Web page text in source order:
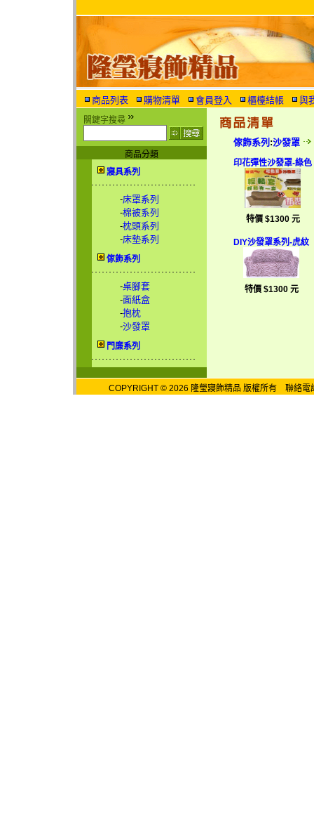
商品列表 購物清單 會員登入 櫃檯結帳 與
關鍵字搜尋
商品分類
寢具系列
-床罩系列
-棉被系列
-枕頭系列
-床墊系列
傢飾系列
-桌腳套
-面紙盒
-抱枕
-沙發罩
門廉系列
傢飾系列 :沙發罩
印花彈性沙發罩-綠色
特價 $1300 元
DIY沙發罩系列-虎紋
特價 $1300 元
COPYRIGHT © 2026 隆瑩寢飾精品 版權所有 聯絡